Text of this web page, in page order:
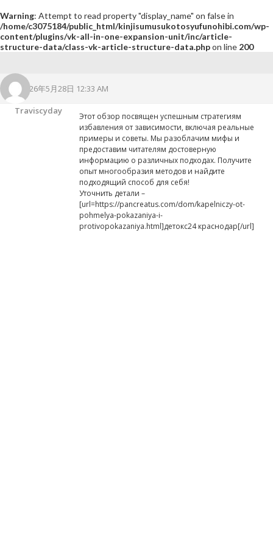
Warning: Attempt to read property "display_name" on false in
/home/c3075184/public_html/kinjisumusukotosyufunohibi.com/wp-
content/plugins/vk-all-in-one-expansion-unit/inc/article-
structure-data/class-vk-article-structure-data.phpon line 200
2026年5月28日 12:33 AM
Traviscyday
Этот обзор посвящен успешным стратегиям
избавления от зависимости, включая реальные
примеры и советы. Мы разоблачим мифы и
предоставим читателям достоверную
информацию о различных подходах. Получите
опыт многообразия методов и найдите
подходящий способ для себя!
Уточнить детали –
[url=https://pancreatus.com/dom/kapelniczy-ot-
pohmelya-pokazaniya-i-
protivopokazaniya.html]детокс24 краснодар[/url]